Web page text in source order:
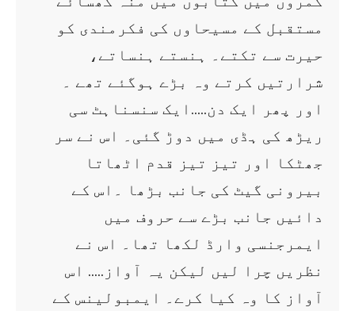
مستقبل کے مسیحاوں کی فکرمندی کو
حیرت سے تکتے۔ ہنستے ہنساتے،
شرارتیں کرتے وہ بڑے ہوگئے تھے ۔
اور پھر ایک دن…..ایک سنسناہٹ سی
ریڑھ کی ہڈی میں دوڑ گئی۔ اس نے سر
جھٹکا اور تیز تیز قدم اٹھاتا
بیرونی گیٹ کی جانب بڑھا ۔اس کے
دائیں جانب بڑے سے حروف میں
ایمرجنسی وارڈ لکھا تھا۔ اس نے
نظریں چرا لیں لیکن یہ آواز….. اس
آواز کا وہ کیا کرے۔ ایمبولینس کے